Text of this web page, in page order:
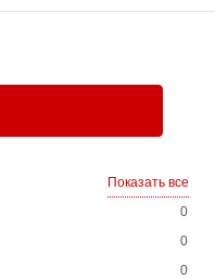
Показать все
0
0
0